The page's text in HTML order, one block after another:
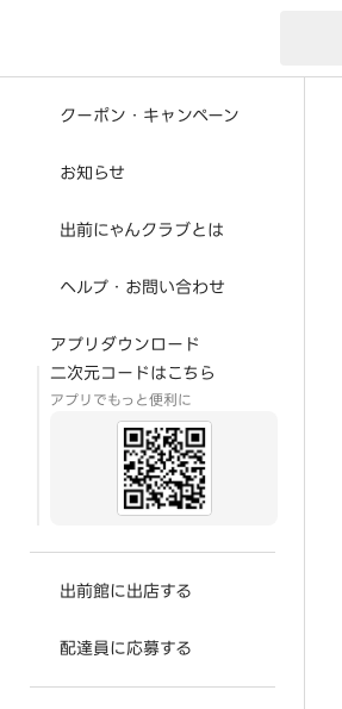
クーポン・キャンペーン
お知らせ
出前にゃんクラブとは
ヘルプ・お問い合わせ
アプリダウンロード
二次元コードはこちら
アプリでもっと便利に
出前館に出店する
配達員に応募する